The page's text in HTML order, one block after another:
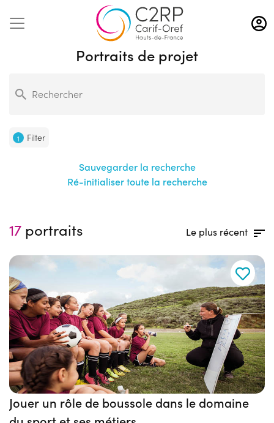
Aller
au
contenu
principal
Portraits de projet
1 Filter
Sauvegarder la recherche
Ré-initialiser toute la recherche
17 portraits Le plus récent
Jouer un rôle de boussole dans le domaine